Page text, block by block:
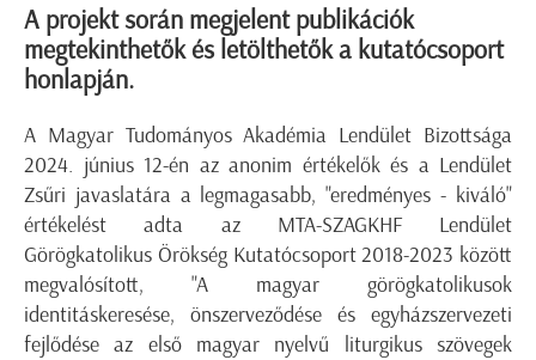
A projekt során megjelent publikációk
megtekinthetők és letölthetők a kutatócsoport
honlapján.
A Magyar Tudományos Akadémia Lendület Bizottsága
2024. június 12-én az anonim értékelők és a Lendület
Zsűri javaslatára a legmagasabb, "eredményes - kiváló"
értékelést adta az MTA-SZAGKHF Lendület
Görögkatolikus Örökség Kutatócsoport 2018-2023 között
megvalósított, "A magyar görögkatolikusok
identitáskeresése, önszerveződése és egyházszervezeti
fejlődése az első magyar nyelvű liturgikus szövegek